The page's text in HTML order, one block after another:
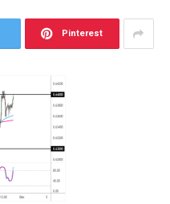
Pinterest